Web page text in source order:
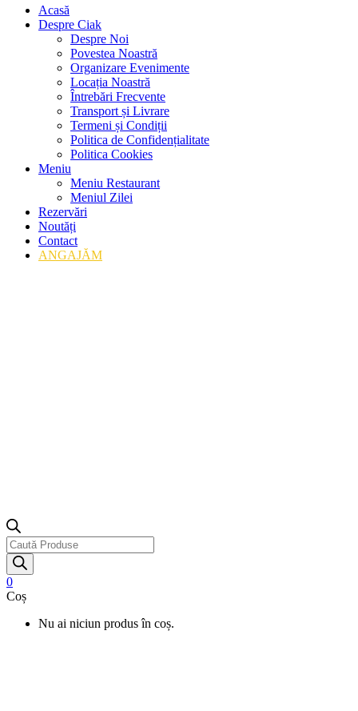
Acasă
Despre Ciak
Despre Noi
Povestea Noastră
Organizare Evenimente
Locația Noastră
Întrebări Frecvente
Transport și Livrare
Termeni și Condiții
Politica de Confidențialitate
Politica Cookies
Meniu
Meniu Restaurant
Meniul Zilei
Rezervări
Noutăți
Contact
ANGAJĂM
Products
search
0
Coș
Nu ai niciun produs în coș.